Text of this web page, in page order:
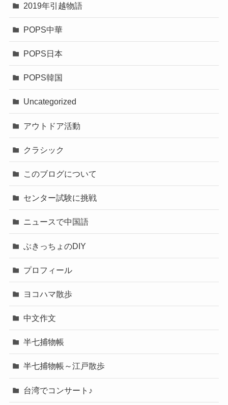
2019年引越物語
POPS中華
POPS日本
POPS韓国
Uncategorized
アウトドア活動
クラシック
このブログについて
センター試験に挑戦
ニュースで中国語
ぶきっちょのDIY
プロフィール
ヨコハマ散歩
中文作文
半七捕物帳
半七捕物帳～江戸散歩
台湾でコンサート♪